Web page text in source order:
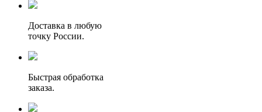
Доставка в любую
точку России.
Быстрая обработка
заказа.